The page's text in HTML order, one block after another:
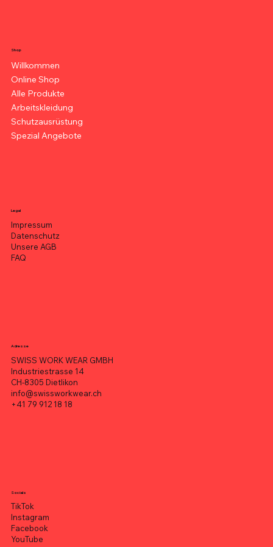
Shop
Willkommen
Online Shop
Alle Produkte
Arbeitskleidung
Schutzausrüstung
Spezial Angebote
Legal
Impressum
Datenschutz
Unsere AGB
FAQ
Adresse
SWISS WORK WEAR GMBH
Industriestrasse 14
CH-8305 Dietlikon
info@swissworkwear.ch
+41 79 912 18 18
Socials
TikTok
Instagram
Facebook
YouTube